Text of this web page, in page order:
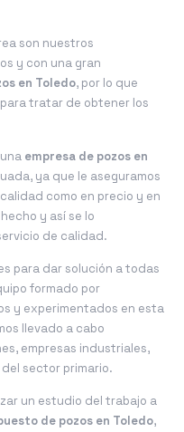
son nuestros
y con una gran
en Toledo, por lo que
tratar de obtener los
empresa de pozos en
ya que le aseguramos
como en precio y en
y así se lo
de calidad.
para dar solución a todas
formado por
y experimentados en esta
llevado a cabo
empresas industriales,
sector primario.
un estudio del trabajo a
de pozos en Toledo,